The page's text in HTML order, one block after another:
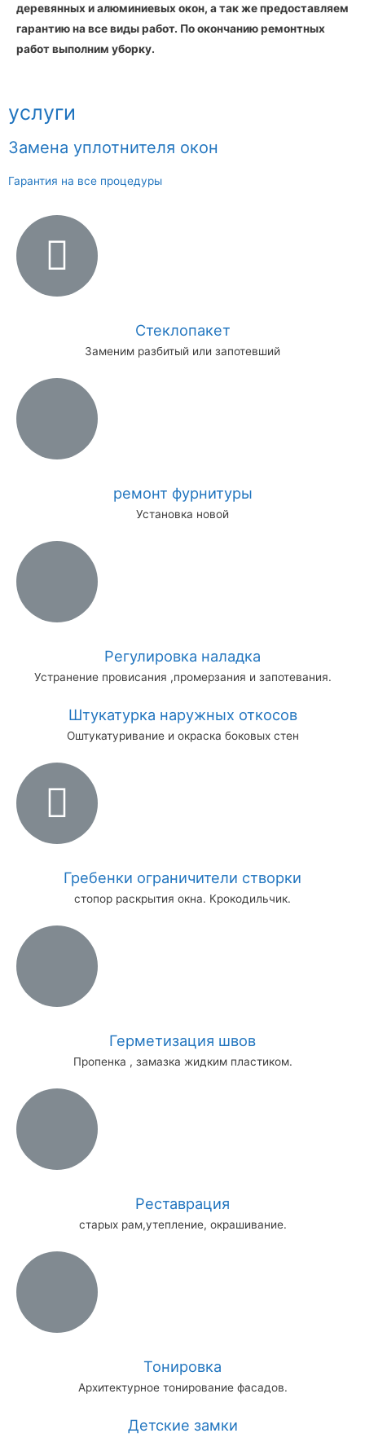
деревянных и алюминиевых окон, а так же предоставляем
гарантию на все виды работ. По окончанию ремонтных
работ выполним уборку.
услуги
Замена уплотнителя окон
Гарантия на все процедуры
Стеклопакет
Заменим разбитый или запотевший
ремонт фурнитуры
Установка новой
Регулировка наладка
Устранение провисания ,промерзания и запотевания.
Штукатурка наружных откосов
Оштукатуривание и окраска боковых стен
Гребенки ограничители створки
стопор раскрытия окна. Крокодильчик.
Герметизация швов
Пропенка , замазка жидким пластиком.
Реставрация
старых рам,утепление, окрашивание.
Тонировка
Архитектурное тонирование фасадов.
Детские замки